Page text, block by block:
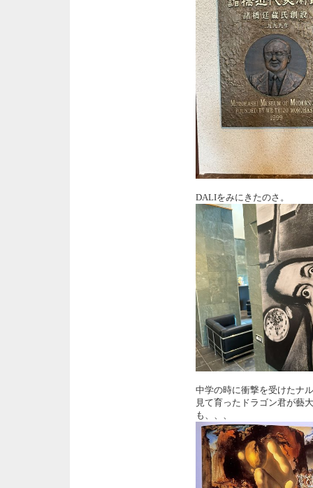
DALIをみにきたのさ。
中学の時に衝撃を受けた
見て育ったドラゴン君が藝
も、、、